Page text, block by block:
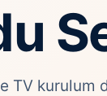
kurulum